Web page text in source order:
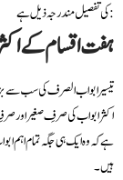
کی تفصیل مندرجہ ذیل ہے:
ہفت اقسام کے
تیسیر ابواب الصرف کی سب
اکثر ابواب کی صرفِ صغیر اور
ہے کہ وہ ایک ہی جگہ تمام اہم
ہیں۔